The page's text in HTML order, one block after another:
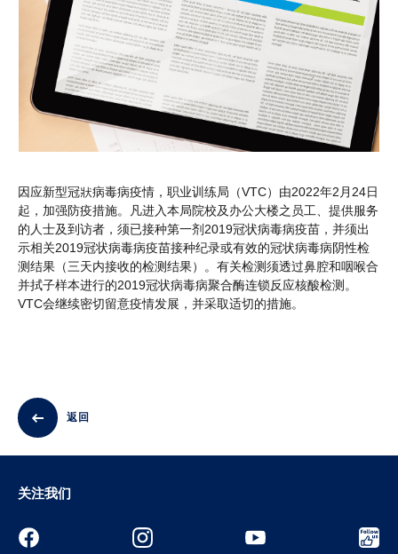
因应新型冠狀病毒病疫情，职业训练局（VTC）由2022年2月24日
起，加强防疫措施。凡进入本局院校及办公大楼之员工、提供服务
的人士及到访者，须已接种第一剂2019冠状病毒病疫苗，并须出
示相关2019冠状病毒病疫苗接种纪录或有效的冠状病毒病阴性检
测结果（三天内接收的检测结果）。有关检测须透过鼻腔和咽喉合
并拭子样本进行的2019冠状病毒病聚合酶连锁反应核酸检测。
VTC会继续密切留意疫情发展，并采取适切的措施。
返回
关注我们